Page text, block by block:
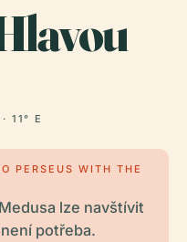
11° E
PERSEUS WITH THE
lze navštívit
potřeba.